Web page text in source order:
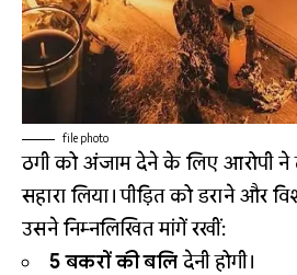
file photo
ठगी को अंजाम देने के लिए आरोपी ने
सहारा लिया। पीड़ित को डराने और
उसने निम्नलिखित मांगें रखीं:
5 बकरों की बलिदेनी होगी।